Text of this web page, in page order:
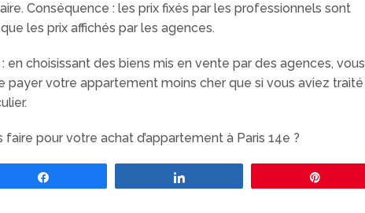
Conséquence : les prix fixés par les professionnels sont
les prix affichés par les agences.
en choisissant des biens mis en vente par des agences, vous
payer votre appartement moins cher que si vous aviez traité
pour votre achat d’appartement à Paris 14e ?